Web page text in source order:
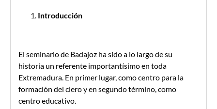
Introducción
El seminario de Badajoz ha sido a lo largo de su
historia un referente importantísimo en toda
Extremadura. En primer lugar, como centro para la
formación del clero y en segundo término, como
centro educativo.